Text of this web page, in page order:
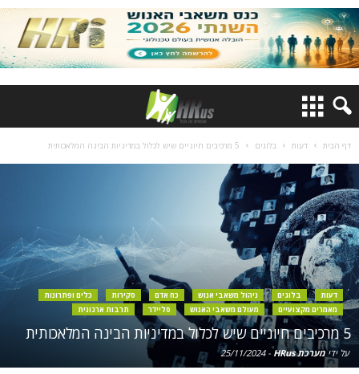
דף הבית דעות בלוגים 5 מרכיבים חיוניים שיש לכלול במדיניות הבינה המלאכותית
דעות בלוגים ניהול משאבי אנוש כח אדם סקירות
כלים ופתרונות
מאמרים מקצועיים
מעולם משאבי האנוש סליידר תרבות ארגונית
5 מרכיבים חיוניים שיש לכלול במדיניות הבינה המלאכותית
על ידימערכת HRus -
25/11/2024